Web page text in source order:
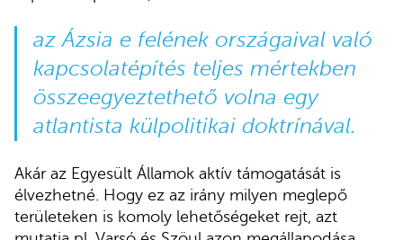
az Ázsia e felének országaival való
kapcsolatépítés teljes mértekben
összeegyeztethető volna egy
atlantista külpolitikai doktrínával.
Akár az Egyesült Államok aktív támogatását is
élvezhetné. Hogy ez az irány milyen meglepő
területeken is komoly lehetőségeket rejt, azt